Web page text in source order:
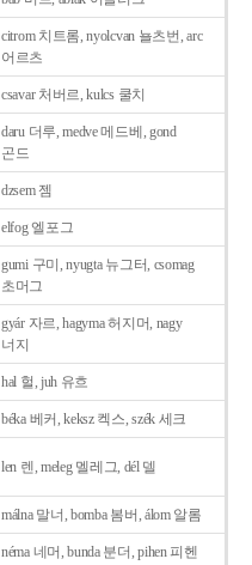
citrom 치트롬, nyolcvan 뇰츠번, arc
어르츠
csavar 처버르, kulcs 쿨치
daru 더루, medve 메드베, gond
곤드
dzsem 젬
elfog 엘포그
gumi 구미, nyugta 뉴그터, csomag
초머그
gyár 자르, hagyma 허지머, nagy
너지
hal 헐, juh 유흐
béka 베커, keksz 켁스, szék 세크
len 렌, meleg 멜레그, dél 델
málna 말너, bomba 봄버, álom 알롬
néma 네머, bunda 분더, pihen 피헨